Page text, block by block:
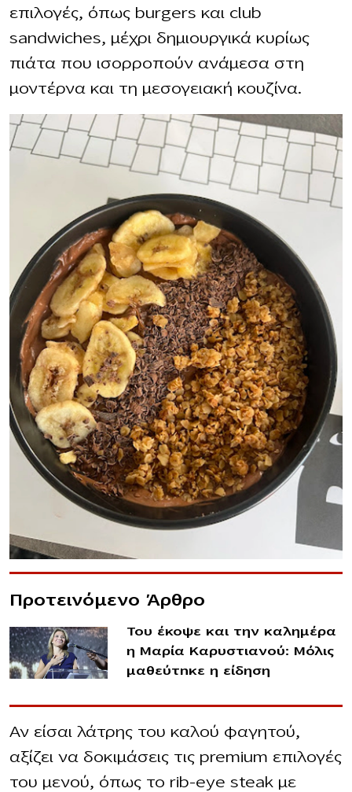
επιλογές, όπως burgers και club
sandwiches, μέχρι δημιουργικά κυρίως
πιάτα που ισορροπούν ανάμεσα στη
μοντέρνα και τη μεσογειακή κουζίνα.
Προτεινόμενο Άρθρο
Του έκοψε και την καλημέρα
η Μαρία Καρυστιανού: Μόλις
μαθεύτnκε η είδηση
Αν είσαι λάτρης του καλού φαγητού,
αξίζει να δοκιμάσεις τις premium επιλογές
του μενού, όπως το rib-eye steak με